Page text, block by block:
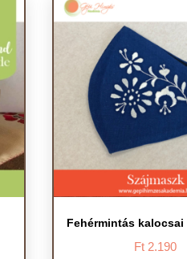
Fehérmintás kalocsai
Ft2.190